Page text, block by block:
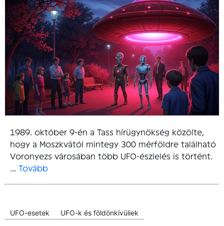
1989. október 9-én a Tass hírügynökség közölte,
hogy a Moszkvától mintegy 300 mérföldre található
Voronyezs városában több UFO-észlelés is történt.
Tovább
UFO-esetek UFO-k és földönkívüliek